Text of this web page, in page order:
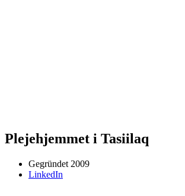
Plejehjemmet i Tasiilaq
Gegründet 2009
LinkedIn